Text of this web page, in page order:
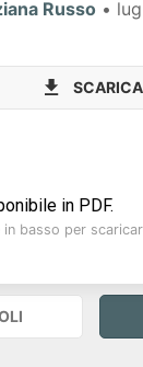
Russo •
SCARICA
in PDF.
in basso per